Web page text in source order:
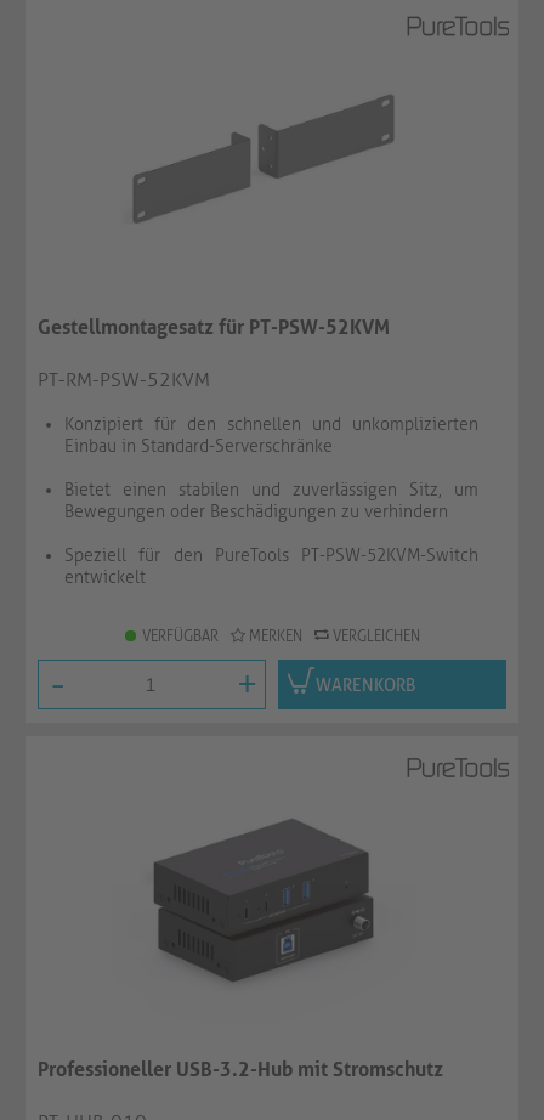
Gestellmontagesatz für PT-PSW-52KVM
PT-RM-PSW-52KVM
Konzipiert für den schnellen und unkomplizierten
Einbau in Standard-Serverschränke
Bietet einen stabilen und zuverlässigen Sitz, um
Bewegungen oder Beschädigungen zu verhindern
Speziell für den PureTools PT-PSW-52KVM-Switch
entwickelt
VERFÜGBAR MERKEN VERGLEICHEN
- + WARENKORB
Professioneller USB-3.2-Hub mit Stromschutz